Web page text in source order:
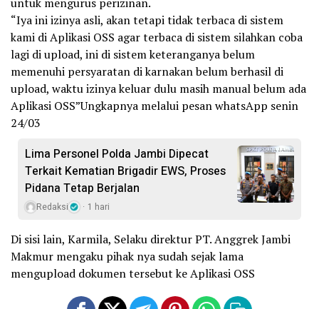
“Iya ini izinya asli, akan tetapi tidak terbaca di sistem
kami di Aplikasi OSS agar terbaca di sistem silahkan coba
lagi di upload, ini di sistem keteranganya belum
memenuhi persyaratan di karnakan belum berhasil di
upload, waktu izinya keluar dulu masih manual belum ada
Aplikasi OSS”Ungkapnya melalui pesan whatsApp senin
24/03
Lima Personel Polda Jambi Dipecat
Terkait Kematian Brigadir EWS, Proses
Pidana Tetap Berjalan
Redaksi 1 hari
Di sisi lain, Karmila, Selaku direktur PT. Anggrek Jambi
Makmur mengaku pihak nya sudah sejak lama
mengupload dokumen tersebut ke Aplikasi OSS